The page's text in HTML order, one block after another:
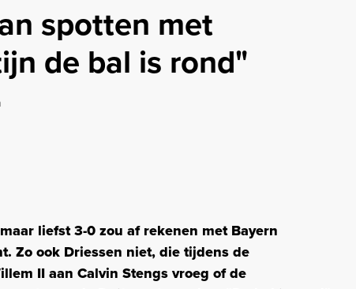
spotten met
de bal is rond"
liefst 3-0 zou af rekenen met Bayern
Zo ook Driessen niet, die tijdens de
II aan Calvin Stengs vroeg of de